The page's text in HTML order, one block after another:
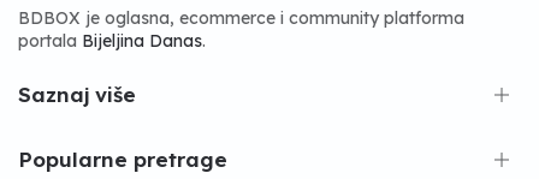
BDBOX je oglasna, ecommerce i community platforma
portala Bijeljina Danas.
Saznaj više
Popularne pretrage